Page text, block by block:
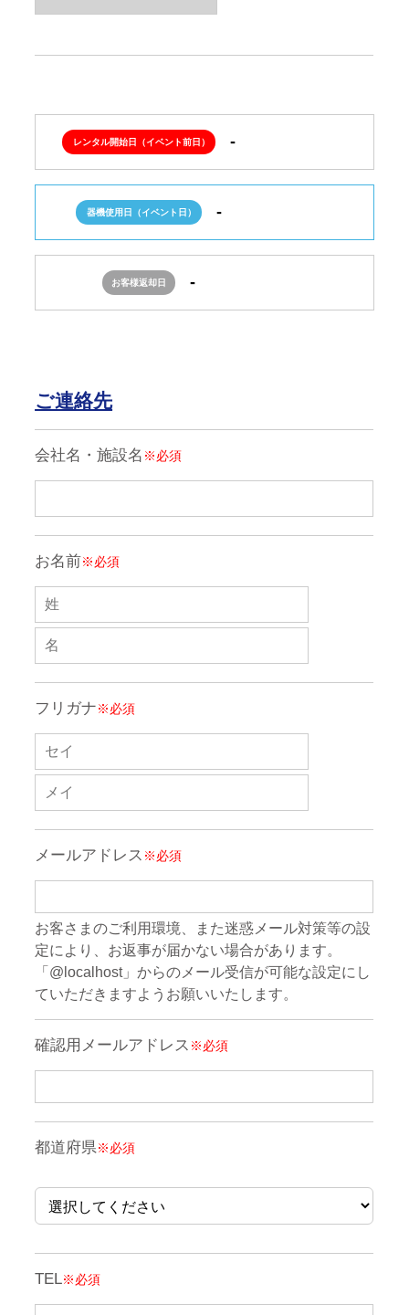
レンタル開始日（イベント前日）
器機使用日（イベント日）
お客様返却日
ご連絡先
会社名・施設名 ※必須
お名前※必須
フリガナ ※必須
メールアドレス ※必須
お客さまのご利用環境、また迷惑メール対策等の設
定により、お返事が届かない場合があります。
「@localhost」からのメール受信が可能な設定にし
ていただきますようお願いいたします。
確認用メールアドレス ※必須
都道府県※必須
TEL※必須